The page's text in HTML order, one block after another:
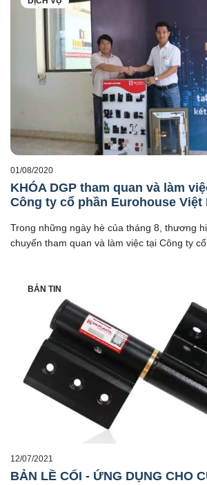
01/08/2020
KHÓA DGP tham quan và làm
Công ty cổ phần Eurohouse Việt
Trong những ngày hè của tháng 8, thương
chuyến tham quan và làm việc tại Công ty
BẢN TIN
12/07/2021
BẢN LỀ CỐI - ỨNG DỤNG CHO